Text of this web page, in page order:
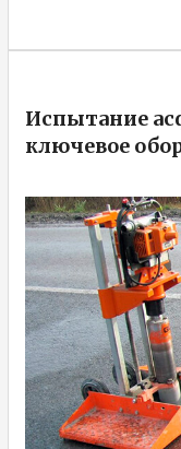
Испытание
ключевое